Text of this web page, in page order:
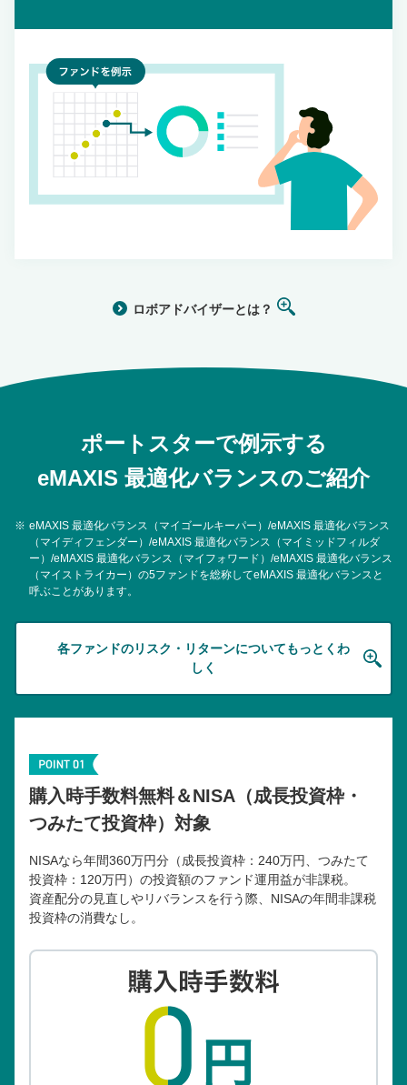
ロボアドバイザーとは？
ポートスターで例示する
eMAXIS 最適化バランスのご紹介
※ eMAXIS 最適化バランス（マイゴールキーパー）/eMAXIS 最適化バランス
（マイディフェンダー）/eMAXIS 最適化バランス（マイミッドフィルダ
ー）/eMAXIS 最適化バランス（マイフォワード）/eMAXIS 最適化バランス
（マイストライカー）の5ファンドを総称してeMAXIS 最適化バランスと
呼ぶことがあります。
各ファンドのリスク・リターンについてもっとくわ
しく
購入時手数料無料＆NISA（成長投資枠・
つみたて投資枠）対象
NISAなら年間360万円分（成長投資枠：240万円、つみたて
投資枠：120万円）の投資額のファンド運用益が非課税。
資産配分の見直しやリバランスを行う際、NISAの年間非課税
投資枠の消費なし。